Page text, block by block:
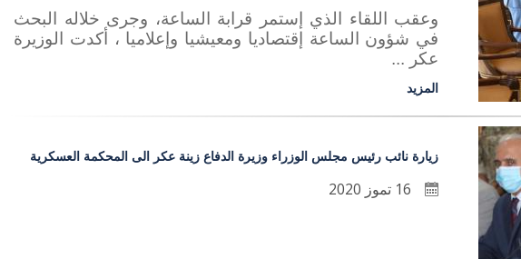
وعقب اللقاء الذي إستمر قرابة الساعة، وجرى خلاله البحث
في شؤون الساعة إقتصاديا ومعيشيا وإعلاميا ، أكدت الوزيرة
عكر ...
المزيد
زيارة نائب رئيس مجلس الوزراء وزيرة الدفاع زينة عكر الى المحكمة العسكرية